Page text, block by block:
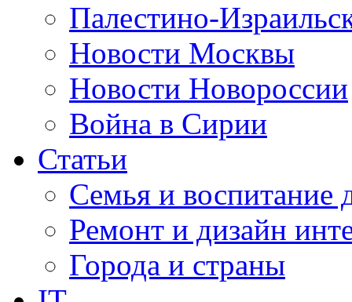
Палестино-
Новости Москвы
Новости Новороссии
Война в Сирии
Статьи
Семья и воспитание
Ремонт и дизайн
Города и страны